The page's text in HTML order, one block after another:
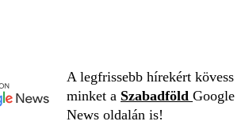
A legfrissebb hírekért kövess
minket a Szabadföld Google
News oldalán is!